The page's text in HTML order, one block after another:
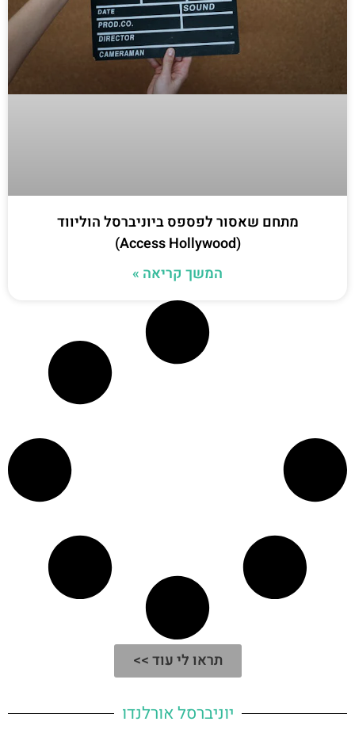
מתחם שאסור לפספס ביוניברסל הוליווד
(Access Hollywood)
המשך קריאה »
תראו לי עוד >>
יוניברסל אורלנדו